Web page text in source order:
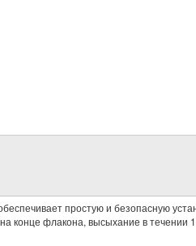
простую и безопасную
конце флакона, высыхание в течении